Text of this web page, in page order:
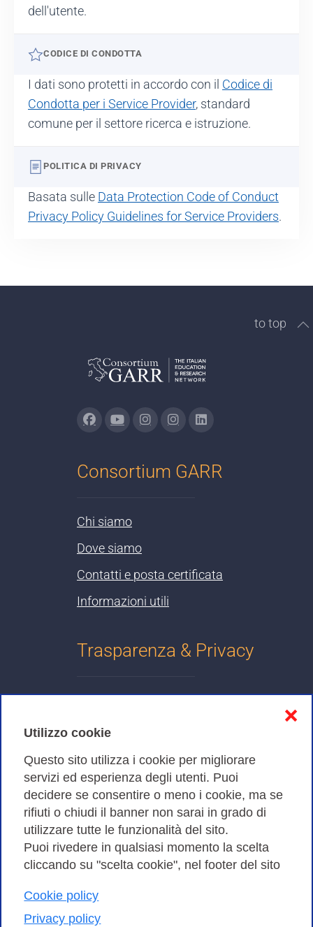
Utilizzo cookie
Questo sito utilizza i cookie per migliorare
servizi ed esperienza degli utenti. Puoi
decidere se consentire o meno i cookie, ma se
rifiuti o chiudi il banner non sarai in grado di
utilizzare tutte le funzionalità del sito.
Puoi rivedere in qualsiasi momento la scelta
cliccando su "scelta cookie", nel footer del sito
Cookie policy
Privacy policy
❌
dell'utente.
CODICE DI CONDOTTA
I dati sono protetti in accordo con il Codice di
Condotta per i Service Provider, standard
comune per il settore ricerca e istruzione.
POLITICA DI PRIVACY
Basata sulle Data Protection Code of Conduct
Privacy Policy Guidelines for Service Providers.
to top
Consortium GARR
Chi siamo
Dove siamo
Contatti e posta certificata
Informazioni utili
Trasparenza & Privacy
Cookies Policy
Amministrazione trasparente
Bandi di Gara
Consortium GARR - Via dei Tizii, 6 - 00185 Roma | Tel.
| CF 97284570583 – PI 07577141000 | Codice
Destinatario 7EU9KEU |